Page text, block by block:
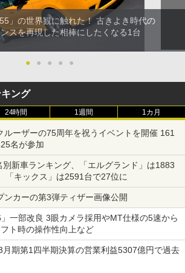
」の世界観に触れた！ 古きよき時代の
スを再現した相棒にしたくなる1台
● ● ● ● ●
ング
24時間 1週間 1カ月
ルーザーの75周年を祝うイベントを開催 161
名が参加
新車ランキング、「エルグランド」は1883
「キックス」は2591台で27位に
ンカーの第3弾ティザー画像公開
」一部改良 3眼カメラ採用やMT仕様の5速から
ト時の操作性向上など
月期第1四半期決算の営業利益5307億円で過去